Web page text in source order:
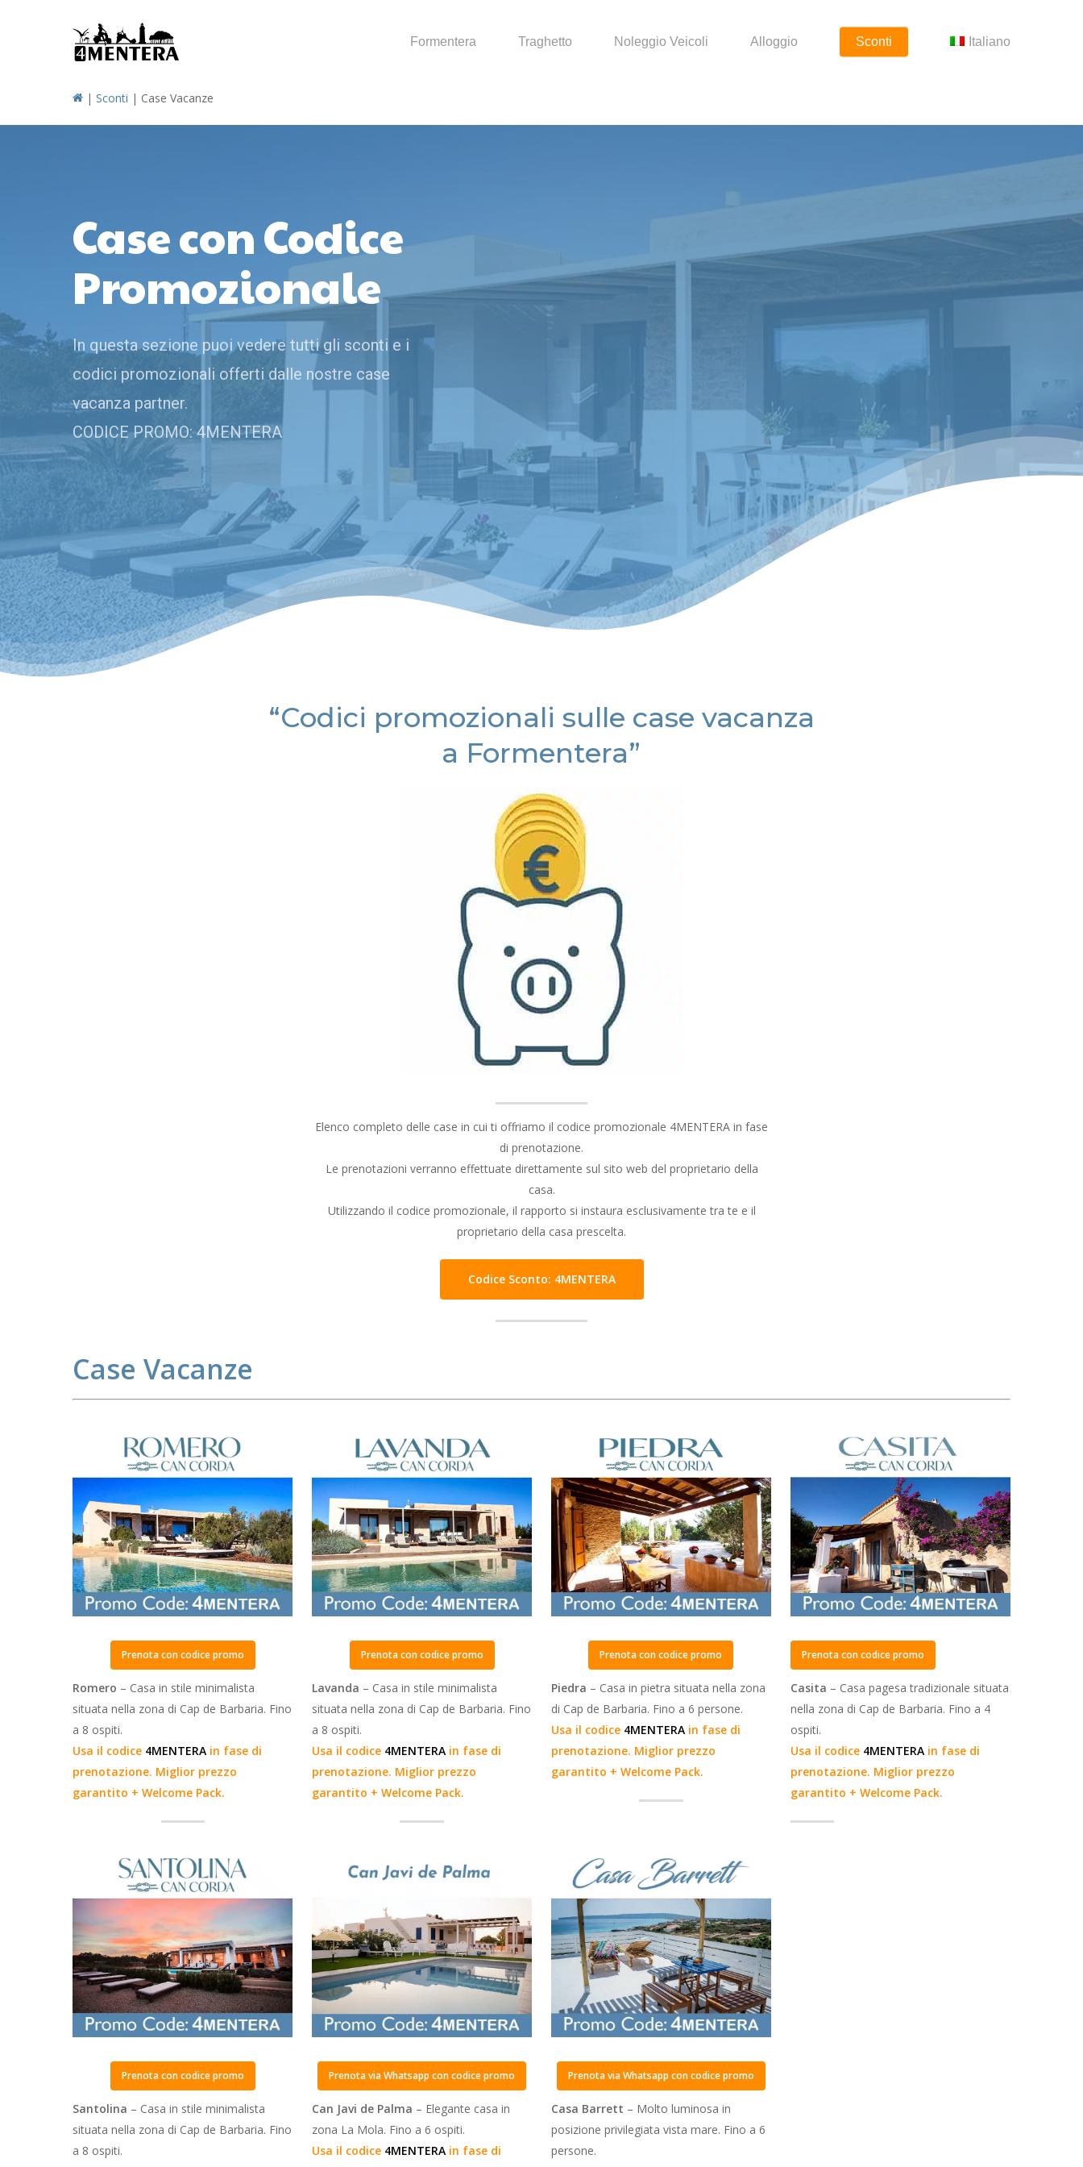
Formentera Traghetto Noleggio Veicoli Alloggio Sconti Italiano
| Sconti | Case Vacanze
Case con Codice
Promozionale
In questa sezione puoi vedere tutti gli sconti e i
codici promozionali offerti dalle nostre case
vacanza partner.
CODICE PROMO: 4MENTERA
“Codici promozionali sulle case vacanza
a Formentera”
Elenco completo delle case in cui ti offriamo il codice promozionale 4MENTERA in fase
di prenotazione.
Le prenotazioni verranno effettuate direttamente sul sito web del proprietario della
casa.
Utilizzando il codice promozionale, il rapporto si instaura esclusivamente tra te e il
proprietario della casa prescelta.
Codice Sconto: 4MENTERA
Case Vacanze
Prenota con codice promo
Romero – Casa in stile minimalista
situata nella zona di Cap de Barbaria. Fino
a 8 ospiti.
Usa il codice 4MENTERA in fase di
prenotazione. Miglior prezzo
garantito + Welcome Pack.
Prenota con codice promo
Lavanda – Casa in stile minimalista
situata nella zona di Cap de Barbaria. Fino
a 8 ospiti.
Usa il codice 4MENTERA in fase di
prenotazione. Miglior prezzo
garantito + Welcome Pack.
Prenota con codice promo
Piedra – Casa in pietra situata nella zona
di Cap de Barbaria. Fino a 6 persone.
Usa il codice 4MENTERAin fase di
prenotazione. Miglior prezzo
garantito + Welcome Pack.
Prenota con codice promo
Casita – Casa pagesa tradizionale situata
nella zona di Cap de Barbaria. Fino a 4
ospiti.
Usa il codice 4MENTERAin fase di
prenotazione. Miglior prezzo
garantito + Welcome Pack.
Prenota con codice promo
Santolina – Casa in stile minimalista
situata nella zona di Cap de Barbaria. Fino
a 8 ospiti.
Prenota via Whatsapp con codice promo
Can Javi de Palma – Elegante casa in
zona La Mola. Fino a 6 ospiti.
Usa il codice 4MENTERA in fase di
Prenota via Whatsapp con codice promo
Casa Barrett – Molto luminosa in
posizione privilegiata vista mare. Fino a 6
persone.